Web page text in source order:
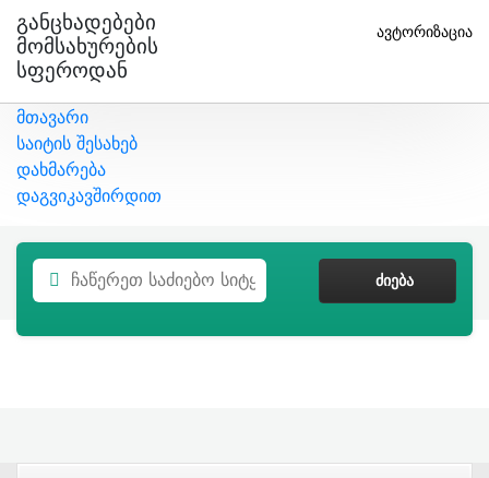
Განცხადებები
Მომსახურების
Სფეროდან
ავტორიზაცია
მთავარი
საიტის შესახებ
დახმარება
დაგვიკავშირდით
ᲫᲘᲔᲑᲐ